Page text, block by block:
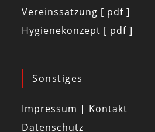
Vereinssatzung [ pdf ]
Hygienekonzept [ pdf ]
Sonstiges
Impressum | Kontakt
Datenschutz